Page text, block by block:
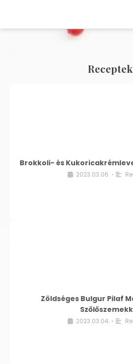
Receptek
Brokkoli- és
2023.03.06. •
Zöldséges Bulgur Pilaf
2023.03.04. •